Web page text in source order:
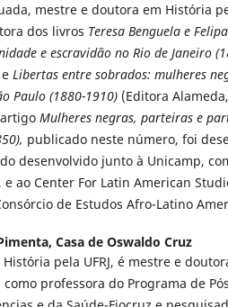
mestre e doutora em História
dos livros Teresa Benguela e
e escravidão no Rio de Janeiro
Libertas entre sobrados: mulheres
Paulo (1880-1910) (Editora
Mulheres negras, parteiras e
publicado neste número, foi
desenvolvido junto à Unicamp,
e ao Center For Latin American
de Estudos Afro-Latino
Casa de Oswaldo Cruz
pela UFRJ, é mestre e
como professora do Programa de